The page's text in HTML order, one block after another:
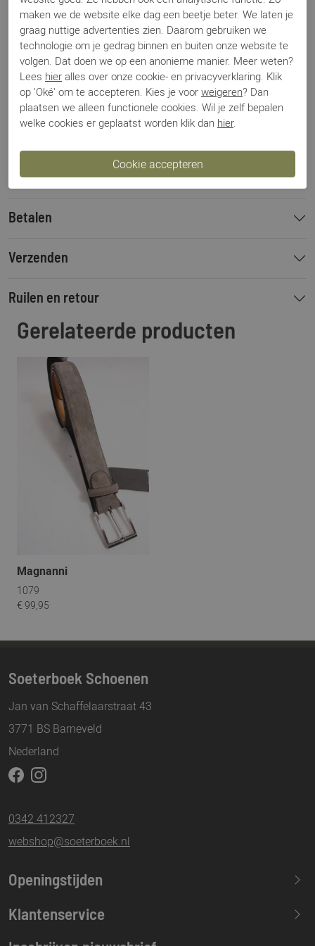
Specificaties
Merk
Magnanni
Artikelnummer
16016 grijs/taupe suede
Breedtemaat
G
Los voetbed
Nee
Categorie
Gespschoenen
Materiaal
Nubuck
10011127
Betalen
Verzenden
Ruilen en retour
Gerelateerde producten
Magnanni
1079
€ 99,95
Soeterboek Schoenen
Jan van Schaffelaarstraat 43
3771 BS Barneveld
Nederland
0342 412327
webshop@soeterboek.nl
Openingstijden
Maandag
13.30-17.30
Klantenservice
maken we de website elke dag een beetje beter. We laten je
graag nuttige advertenties zien. Daarom gebruiken we
technologie om je gedrag binnen en buiten onze website te
volgen. Dat doen we op een anonieme manier. Meer weten?
Lees hier alles over onze cookie- en privacyverklaring. Klik
op 'Oké' om te accepteren. Kies je voor weigeren? Dan
plaatsen we alleen functionele cookies. Wil je zelf bepalen
welke cookies er geplaatst worden klik dan hier.